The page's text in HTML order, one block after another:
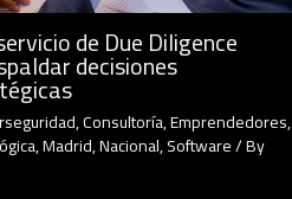
de Due Diligence
decisiones
,Consultoría,Emprendedores,
,Madrid,Nacional,Software/ By